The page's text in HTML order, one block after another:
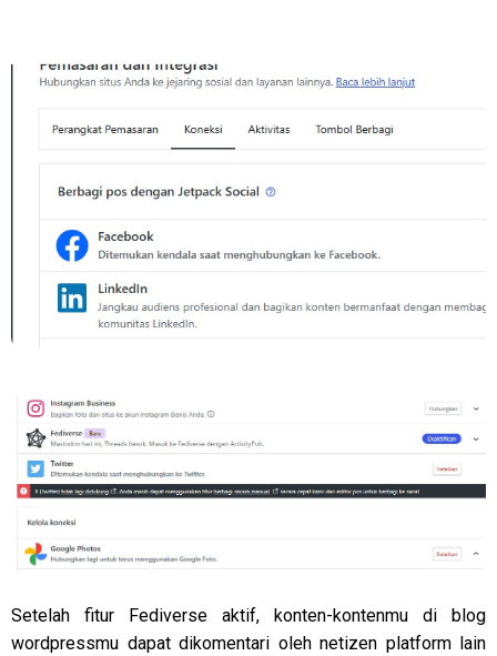
Setelah fitur Fediverse aktif, konten-kontenmu di blog
wordpressmu dapat dikomentari oleh netizen platform lain